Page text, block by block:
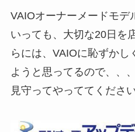
VAIOオーナーメードモデ
いっても、大切な20日を
らには、VAIOに恥ずかし
ようと思ってるので、、
見守ってやっててください